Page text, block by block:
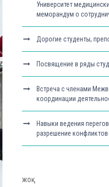
Университет
меморандум о
Дорогие студенты,
Посвящение в ряды
Встреча с членами
координации
Навыки ведения
разрешение конфликтов
жоқ